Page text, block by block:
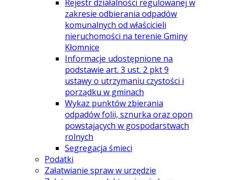
Rejestr działalności regulowanej w
zakresie odbierania odpadów
komunalnych od właścicieli
nieruchomości na terenie Gminy
Kłomnice
Informacje udostępnione na
podstawie art. 3 ust. 2 pkt 9
ustawy o utrzymaniu czystości i
porządku w gminach
Wykaz punktów zbierania
odpadów folii, sznurka oraz opon
powstających w gospodarstwach
rolnych
Segregacja śmieci
Podatki
Załatwianie spraw w urzędzie